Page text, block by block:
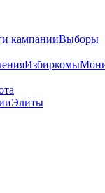
кампанииВыборы
Избиркомы
Элиты